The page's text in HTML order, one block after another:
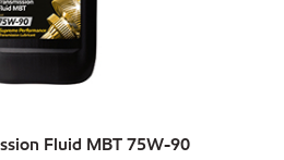
Fluid MBT 75W-90